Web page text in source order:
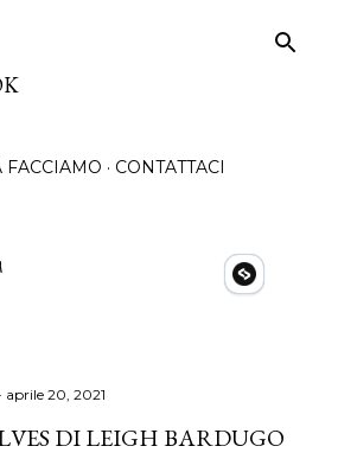
FACCIAMO CONTATTACI
aprile 20, 2021
DI LEIGH BARDUGO